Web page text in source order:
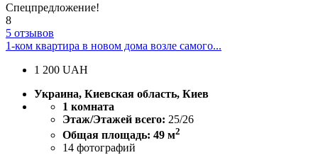
Спецпредложение!
8
5 отзывов
1-ком квартира в новом дома возле самого...
1 200 UAH
Украина, Киевская область, Киев
1 комната
Этаж/Этажей всего: 25/26
Общая площадь: 49 м2
14 фотографий